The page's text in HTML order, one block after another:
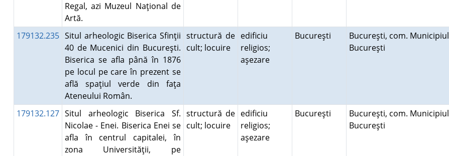
Regal, azi Muzeul Naţional de
Artă.
179132.235 Situl arheologic Biserica Sfinţii
40 de Mucenici din Bucureşti.
Biserica se afla până în 1876
pe locul pe care în prezent se
află spaţiul verde din faţa
Ateneului Român.
structură de
cult; locuire
edificiu
religios;
aşezare
Bucureşti
Bucureşti, com. Municipiul
Bucureşti
179132.127 Situl arheologic Biserica Sf.
Nicolae - Enei. Biserica Enei se
afla în centrul capitalei, în
zona Universităţii, pe
structură de
cult; locuire
edificiu
religios;
aşezare
Bucureşti
Bucureşti, com. Municipiul
Bucureşti